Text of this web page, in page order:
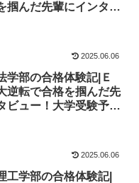
掴んだ先輩にインタビ
2025.06.06
学部の合格体験記|Ｅ
逆転で合格を掴んだ先
ビュー！大学受験予備
2025.06.06
工学部の合格体験記|